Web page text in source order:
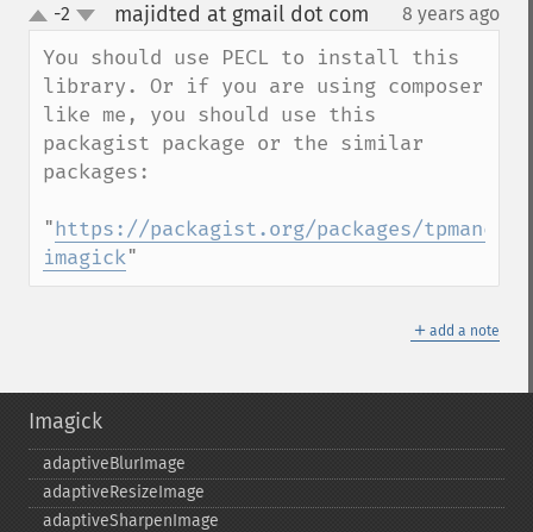
up
down
-2 majidted at gmail dot com 8 years ago
You should use PECL to install this
library. Or if you are using composer
like me, you should use this
packagist package or the similar
packages:
"https://packagist.org/packages/tpmanc/
imagick"
＋ add a note
Imagick
adaptiveBlurImage
adaptiveResizeImage
adaptiveSharpenImage